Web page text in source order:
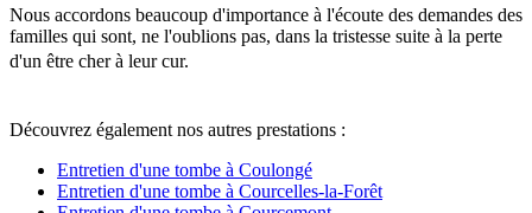
Nous accordons beaucoup d'importance à l'écoute des demandes des
familles qui sont, ne l'oublions pas, dans la tristesse suite à la perte
d'un être cher à leur cur.
Découvrez également nos autres prestations :
Entretien d'une tombe à Coulongé
Entretien d'une tombe à Courcelles-la-Forêt